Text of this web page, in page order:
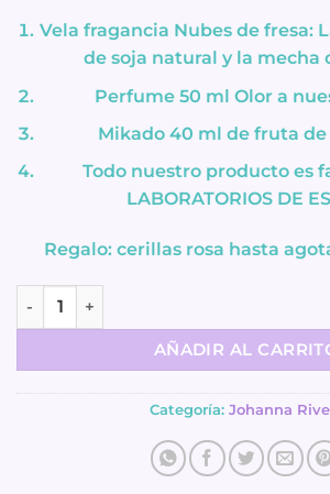
Vela fragancia Nubes de fresa:
de soja natural y la mecha
Perfume 50 ml Olor a
Mikado 40 ml de fruta
Todo nuestro producto es
LABORATORIOS DE
Regalo: cerillas rosa hasta
Caja Bella Style - Perfume, Vela,
AÑADIR AL
Categoría: Johanna